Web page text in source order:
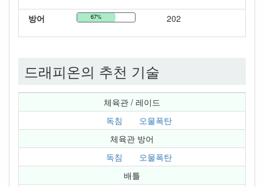
방어 67% 202
드래피온의 추천 기술
체육관 / 레이드
독침
오물폭탄
체육관 방어
독침
오물폭탄
배틀